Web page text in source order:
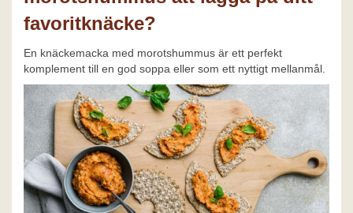
favoritknäcke?
En knäckemacka med morotshummus är ett perfekt
komplement till en god soppa eller som ett nyttigt mellanmål.